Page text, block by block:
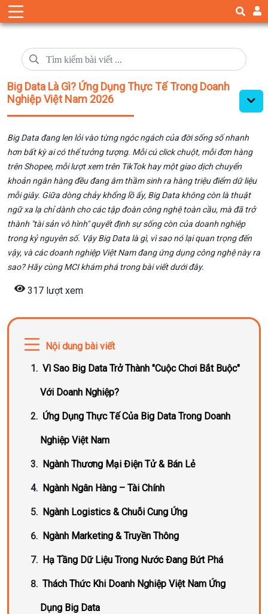
Big Data Là Gì? Ứng Dụng Thực Tế Trong Doanh
Nghiệp Việt Nam 2026
Big Data đang len lỏi vào từng ngóc ngách của đời sống số nhanh
hơn bất kỳ ai có thể tưởng tượng. Mỗi cú click chuột, mỗi đơn hàng
trên Shopee, mỗi lượt xem trên TikTok hay một giao dịch chuyển
khoản ngân hàng đều đang âm thầm sinh ra hàng triệu điểm dữ liệu
mỗi giây. Giữa dòng chảy khổng lồ ấy, Big Data không còn là thuật
ngữ xa lạ chỉ dành cho các tập đoàn công nghệ toàn cầu, mà đã trở
thành "tài sản vô hình" quyết định sự sống còn của doanh nghiệp
trong kỷ nguyên số. Vậy Big Data là gì, vì sao nó lại quan trọng đến
vậy, và các doanh nghiệp Việt Nam đang ứng dụng công nghệ này ra
sao? Hãy cùng MCI khám phá trong bài viết dưới đây.
317 lượt xem
Nội dung bài viết
Vì Sao Big Data Trở Thành "Cuộc Chơi Bắt Buộc"
Với Doanh Nghiệp?
Ứng Dụng Thực Tế Của Big Data Trong Doanh
Nghiệp Việt Nam
Ngành Thương Mại Điện Tử & Bán Lẻ
Ngành Ngân Hàng – Tài Chính
Ngành Logistics & Chuỗi Cung Ứng
Ngành Marketing & Truyền Thông
Hạ Tầng Dữ Liệu Trong Nước Đang Bứt Phá
Thách Thức Khi Doanh Nghiệp Việt Nam Ứng
Dụng Big Data